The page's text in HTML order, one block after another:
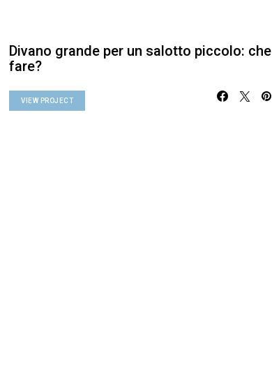
Divano grande per un salotto piccolo: che
fare?
VIEW PROJECT